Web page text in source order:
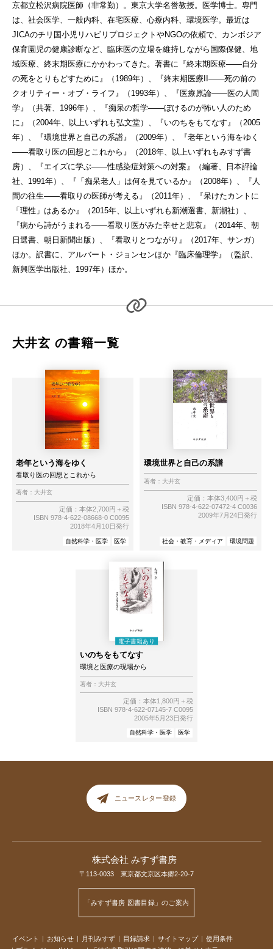
京都立松沢病院医師（非常勤）。東京大学名誉教授。医学博士。専門
は、社会医学、一般内科、在宅医療、心療内科、環境医学。最近は
JICAのチリ国小児リハビリプロジェクトやNGOの依頼で、カンボジア
保育園児の健康診断など、臨床医の立場を維持しながら国際保健、地
域医療、終末期医療にかかわってきた。著書に『終末期医療——自分
の死をとりもどすために』（1989年）、『終末期医療II——死の前の
クオリティー・オブ・ライフ』（1993年）、『医療原論——医の人間
学』（共著、1996年）、『痴呆の哲学——ぼけるのが怖い人のため
に』（2004年、以上いずれも弘文堂）、『いのちをもてなす』（2005
年）、『環境世界と自己の系譜』（2009年）、『老年という海をゆく
——看取り医の回想とこれから』（2018年、以上いずれもみすず書
房）、『エイズに学ぶ——性感染症対策への対案』（編著、日本評論
社、1991年）、『「痴呆老人」は何を見ているか』（2008年）、『人
間の往生——看取りの医師が考える』（2011年）、『呆けたカントに
「理性」はあるか』（2015年、以上いずれも新潮選書、新潮社）、
『病から詩がうまれる——看取り医がみた幸せと悲哀』（2014年、朝
日選書、朝日新聞出版）、『看取りとつながり』（2017年、サンガ）
ほか。訳書に、アルバート・ジョンセンほか『臨床倫理学』（監訳、
新興医学出版社、1997年）ほか。
大井玄 の書籍一覧
老年という海をゆく
看取り医の回想とこれから
著者： 大井玄
定価：本体2,700円＋税
ISBN 978-4-622-08668-0 C0095
2018年4月10日発行
自然科学・医学 医学
環境世界と自己の系譜
著者： 大井玄
定価：本体3,400円＋税
ISBN 978-4-622-07472-4 C0036
2009年7月24日発行
社会・教育・メディア 環境問題
いのちをもてなす
環境と医療の現場から
著者： 大井玄
定価：本体1,800円＋税
ISBN 978-4-622-07145-7 C0095
2005年5月23日発行
自然科学・医学 医学
ニュースレター登録
株式会社 みすず書房
〒113-0033 東京都文京区本郷2-20-7
「みすず書房 図書目録」のご案内
イベント お知らせ 月刊みすず 目録請求 サイトマップ
使用条件